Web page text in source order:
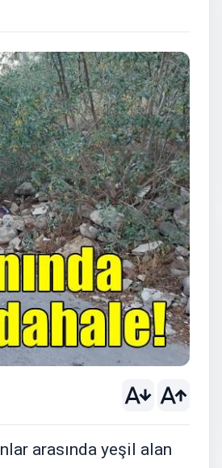
arasında yeşil alan